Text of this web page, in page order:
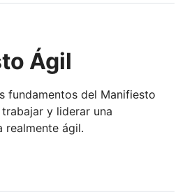
Ágil
fundamentos del Manifiesto
y liderar una
realmente ágil.